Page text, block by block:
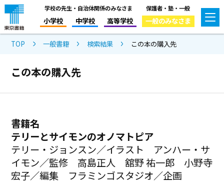
学校の先生・自治体関係のみなさま
小学校 中学校 高等学校
保護者・塾・一般
一般のみなさま
TOP 一般書籍 検索結果 この本の購入先
この本の購入先
書籍名
テリーとサイモンのオノマトピア
テリー・ジョンスン／イラスト アンハー・サ
イモン／監修 高島正人 舘野 祐一郎 小野寺
宏子／編集 フラミンゴスタジオ／企画